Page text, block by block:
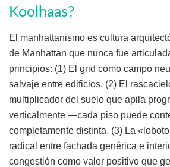
Koolhaas?
El manhattanismo es cultura
de Manhattan que nunca fue
principios: (1) El grid como campo
salvaje entre edificios. (2) El
multiplicador del suelo que apila
verticalmente —cada piso puede
completamente distinta. (3) La
radical entre fachada genérica e
congestión como valor positivo que